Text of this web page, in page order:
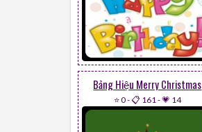
Bảng Hiệu Merry Christmas
⭐ 0-📋 161-💗 14